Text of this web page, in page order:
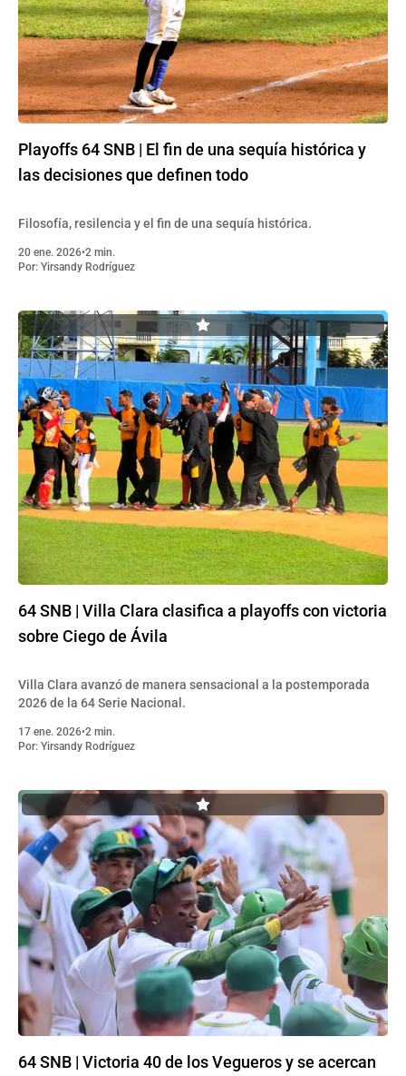
Playoffs 64 SNB | El fin de una sequía histórica y
las decisiones que definen todo
Filosofía, resilencia y el fin de una sequía histórica.
20 ene. 2026•2 min.
Por: Yirsandy Rodríguez
64 SNB | Villa Clara clasifica a playoffs con victoria
sobre Ciego de Ávila
Villa Clara avanzó de manera sensacional a la postemporada
2026 de la 64 Serie Nacional.
17 ene. 2026•2 min.
Por: Yirsandy Rodríguez
64 SNB | Victoria 40 de los Vegueros y se acercan